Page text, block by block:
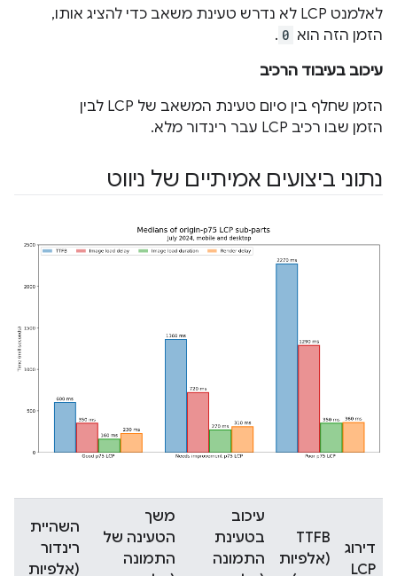
לאלמנט LCP לא נדרש טעינת משאב כדי להציג אותו,
הזמן הזה הוא 0
.
עיכוב בעיבוד הרכיב
הזמן שחלף בין סיום טעינת המשאב של LCP לבין
הזמן שבו רכיב LCP עבר רינדור מלא.
נתוני ביצועים אמיתיים של ניווט
דירוג
LCP
TTFB
(אלפיות
עיכוב
בטעינת
התמונה
משך
הטעינה של
התמונה
השהיית
רינדור
(אלפיות